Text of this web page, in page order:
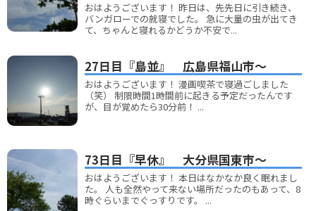
おはようございます！ 昨日は、先先日に引き続き、
バンガローでの就寝でした。 急に大量の虫が出てき
て、ちゃんと寝れるかどうか不安で...
27日目『島並』 広島県福山市～
おはようございます！ 漫画喫茶で寝過ごしました
（笑） 制限時間1時間前に起きる予定だったんです
が、目が覚めたら30分前！ ...
73日目『早休』 大分県国東市～
おはようございます！ 本日はなかなか良く眠れまし
た。 人も全然やって来ない場所だったのもあって、8
時ぐらいまでぐっすりです。 ...